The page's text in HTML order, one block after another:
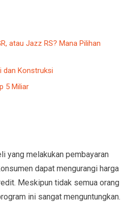
atau Jazz RS? Mana Pilihan
dan Konstruksi
5 Miliar
yang melakukan pembayaran
dapat mengurangi harga
Meskipun tidak semua orang
ini sangat menguntungkan.